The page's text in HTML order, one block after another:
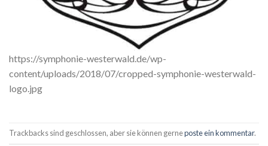
https://symphonie-westerwald.de/wp-
content/uploads/2018/07/cropped-symphonie-westerwald-
logo.jpg
Trackbacks sind geschlossen, aber sie können gerneposte ein kommentar.